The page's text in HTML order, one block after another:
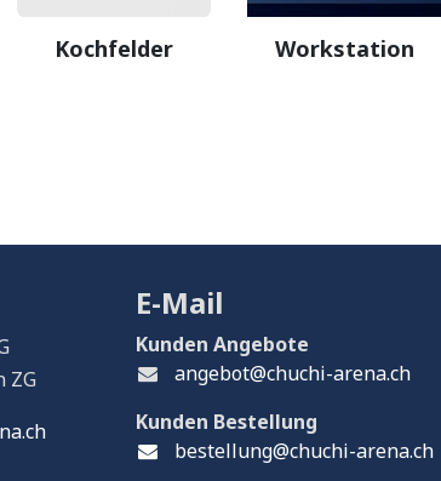
Kochfelder Workstation
ZG
E-Mail
Kunden Angebote
angebot@chuchi-arena.ch
Kunden Bestellung
bestellung@chuchi-arena.ch